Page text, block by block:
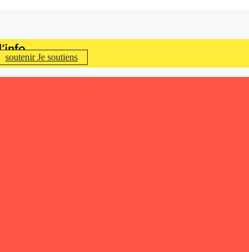
soutenirJe soutiens